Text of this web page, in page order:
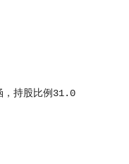
，持股比例31.0